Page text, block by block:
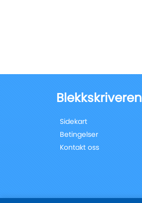
Blekkskriveren
Sidekart
Betingelser
Kontakt oss